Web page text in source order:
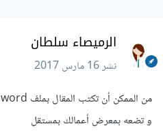
الرميصاء سلطان
نشر16 مارس 2017
من الممكن أن تكتب المقال بملف word
و تضعه بمعرض أعمالك بمستقل